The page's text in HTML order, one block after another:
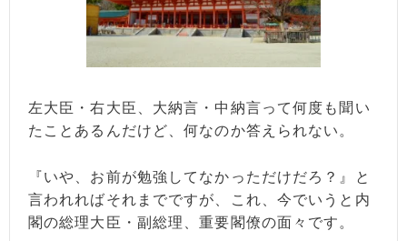
左大臣・右大臣、大納言・中納言って何度も聞い
たことあるんだけど、何なのか答えられない。
『いや、お前が勉強してなかっただけだろ？』と
言われればそれまでですが、これ、今でいうと内
閣の総理大臣・副総理、重要閣僚の面々です。